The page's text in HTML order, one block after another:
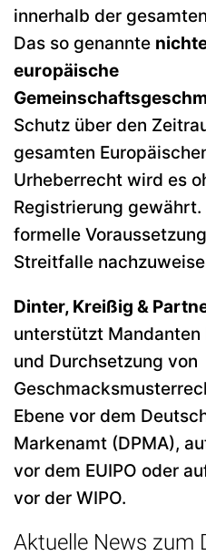
innerhalb der
Das so genannte
europäische
Schutz über den
gesamten
Urheberrecht wird es
Registrierung
formelle
Streitfalle
Dinter, Kreißig &
unterstützt
und Durchsetzung von
Ebene vor dem
Markenamt (DPMA),
vor dem EUIPO oder
vor der WIPO.
Aktuelle News zum